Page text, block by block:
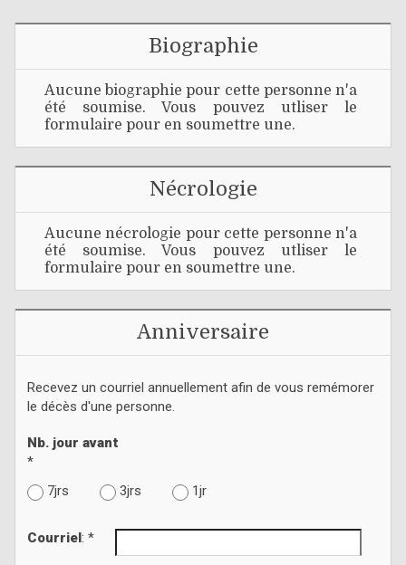
Biographie
Aucune biographie pour cette personne n'a
été soumise. Vous pouvez utliser le
formulaire pour en soumettre une.
Nécrologie
Aucune nécrologie pour cette personne n'a
été soumise. Vous pouvez utliser le
formulaire pour en soumettre une.
Anniversaire
Recevez un courriel annuellement afin de vous remémorer
le décès d'une personne.
Nb. jour avant
*
7jrs
3jrs 1jr
Courriel: *